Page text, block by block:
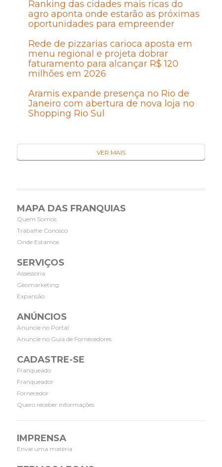
Ranking das cidades mais ricas do
agro aponta onde estarão as próximas
oportunidades para empreender
Rede de pizzarias carioca aposta em
menu regional e projeta dobrar
faturamento para alcançar R$ 120
milhões em 2026
Aramis expande presença no Rio de
Janeiro com abertura de nova loja no
Shopping Rio Sul
VER MAIS
MAPA DAS FRANQUIAS
Quem Somos
Trabalhe Conosco
Onde Estamos
SERVIÇOS
Assessoria
Geomarketing
Expansão
ANÚNCIOS
Anuncie no Portal
Anuncie no Guia de Fornecedores
CADASTRE-SE
Franqueado
Franqueador
Fornecedor
Quero receber informações
IMPRENSA
Envie uma matéria